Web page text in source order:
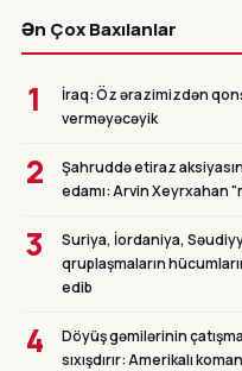
Ən Çox Baxılanlar
1
İraq: Öz ərazimizdən
verməyəcəyik
2
Şahruddə etiraz
edamı: Arvin Xeyrxahan
3
Suriya, İordaniya,
qruplaşmaların
edib
4
Döyüş gəmilərinin
sıxışdırır: Amerikalı